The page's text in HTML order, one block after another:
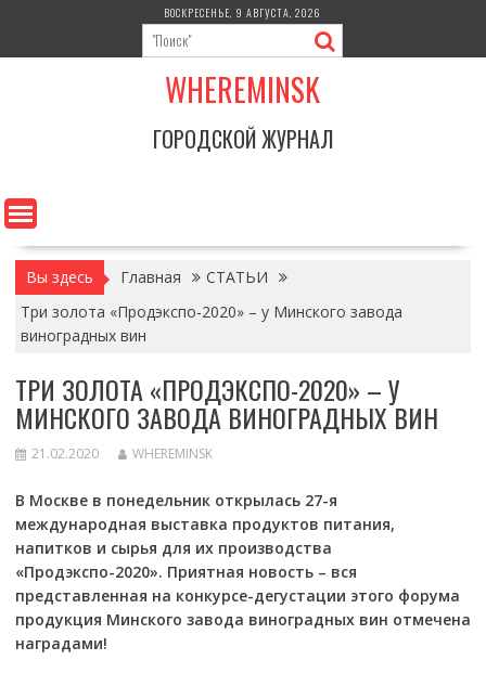
содержимому
ВОСКРЕСЕНЬЕ, 9 АВГУСТА, 2026
WHEREMINSK
ГОРОДСКОЙ ЖУРНАЛ
Вы здесь Главная
СТАТЬИ
Три золота «Продэкспо-2020» – у Минского завода
виноградных вин
ТРИ ЗОЛОТА «ПРОДЭКСПО-2020» – У
МИНСКОГО ЗАВОДА ВИНОГРАДНЫХ ВИН
21.02.2020 WHEREMINSK
В Москве в понедельник открылась 27-я
международная выставка продуктов питания,
напитков и сырья для их производства
«Продэкспо-2020». Приятная новость – вся
представленная на конкурсе-дегустации этого форума
продукция Минского завода виноградных вин отмечена
наградами!